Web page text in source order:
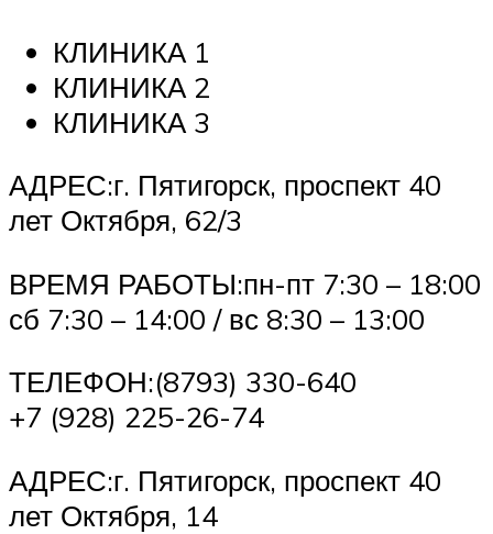
КЛИНИКА 1
КЛИНИКА 2
КЛИНИКА 3
АДРЕС:г. Пятигорск, проспект 40
лет Октября, 62/3
ВРЕМЯ РАБОТЫ:пн-пт 7:30 – 18:00
сб 7:30 – 14:00 / вс 8:30 – 13:00
ТЕЛЕФОН:(8793) 330-640
+7 (928) 225-26-74
АДРЕС:г. Пятигорск, проспект 40
лет Октября, 14